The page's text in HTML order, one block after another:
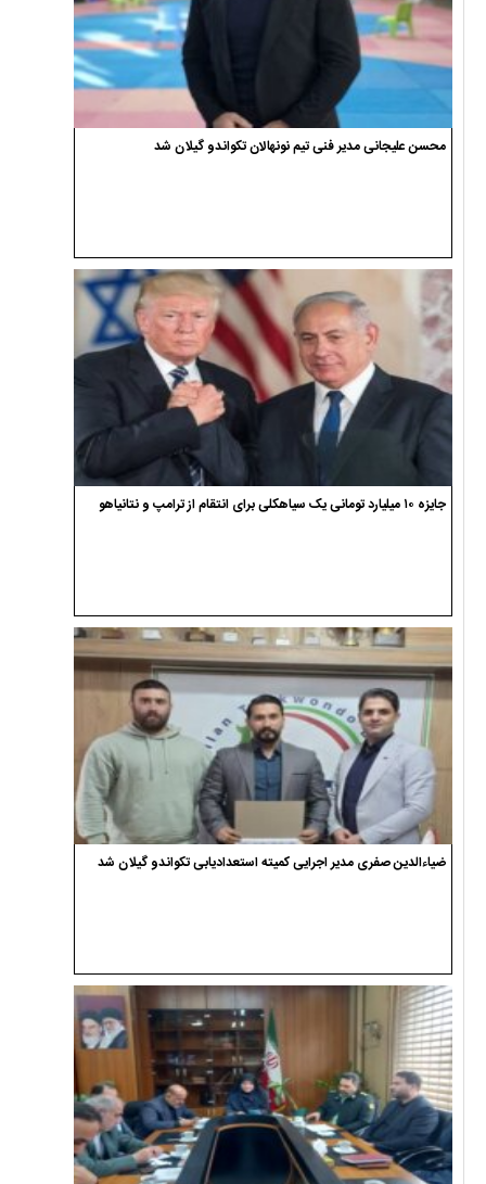
محسن علیجانی مدیر فنی تیم نونهالان تکواندو گیلان شد
جایزه ۱۰ میلیارد تومانی یک سیاهکلی برای انتقام از ترامپ و نتانیاهو
ضیاءالدین صفری مدیر اجرایی کمیته استعدادیابی تکواندو گیلان شد